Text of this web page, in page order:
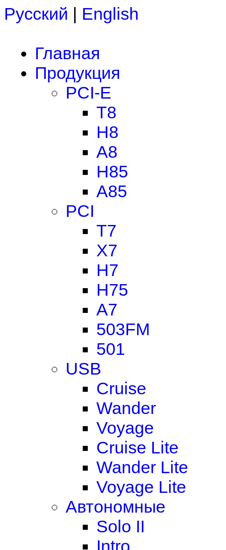
Русский | English
Главная
Продукция
PCI-E
T8
H8
A8
H85
A85
PCI
T7
X7
H7
H75
A7
503FM
501
USB
Cruise
Wander
Voyage
Cruise Lite
Wander Lite
Voyage Lite
Автономные
Solo II
Intro